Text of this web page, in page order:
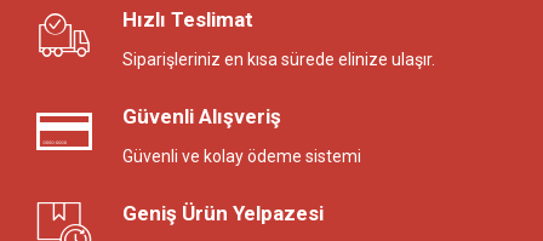
Hızlı Teslimat
Siparişleriniz en kısa sürede elinize ulaşır.
Güvenli Alışveriş
Güvenli ve kolay ödeme sistemi
Geniş Ürün Yelpazesi